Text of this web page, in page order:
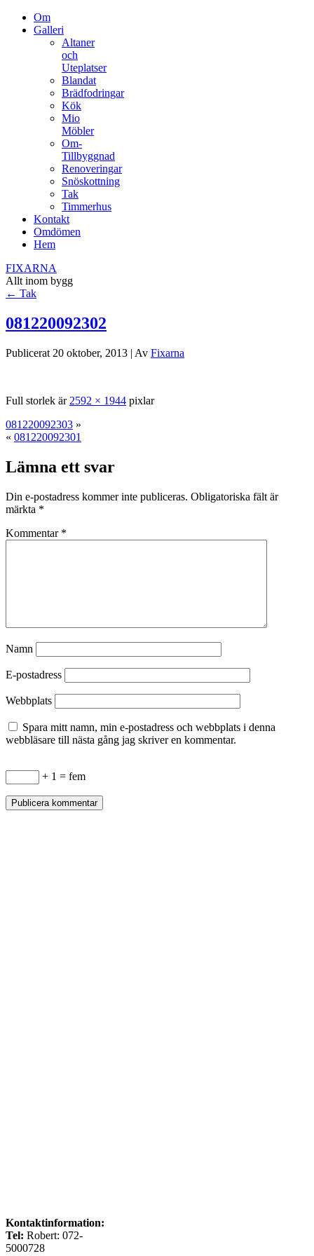
Om
Galleri
Altaner
och
Uteplatser
Blandat
Brädfodringar
Kök
Mio
Möbler
Om-
Tillbyggnad
Renoveringar
Snöskottning
Tak
Timmerhus
Kontakt
Omdömen
Hem
FIXARNA
Allt inom bygg
← Tak
081220092302
Publicerat 20 oktober, 2013 | Av Fixarna
Full storlek är 2592 × 1944 pixlar
081220092303 »
« 081220092301
Lämna ett svar
Din e-postadress kommer inte publiceras. Obligatoriska fält är
märkta *
Kommentar *
Namn
E-postadress
Webbplats
Spara mitt namn, min e-postadress och webbplats i denna
webbläsare till nästa gång jag skriver en kommentar.
+ 1 = fem
Kontaktinformation:
Tel: Robert: 072-
5000728